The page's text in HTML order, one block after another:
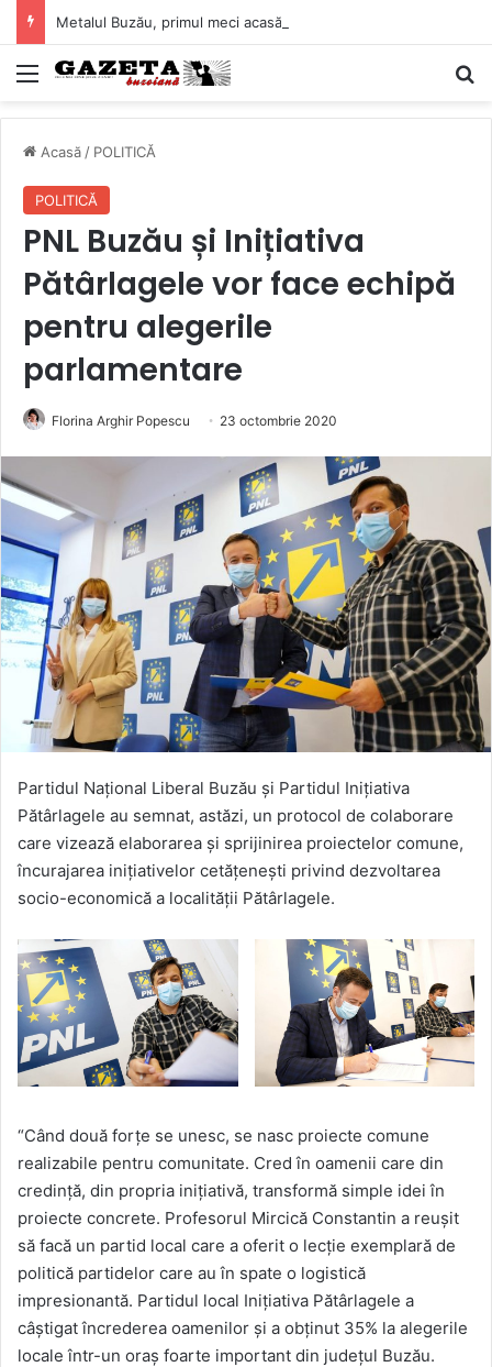
Mediu
Acasă / POLITICĂ
POLITICĂ
PNL Buzău și Inițiativa
Pătârlagele vor face echipă
pentru alegerile
parlamentare
Florina Arghir Popescu 23 octombrie 2020
Partidul Național Liberal Buzău și Partidul Inițiativa
Pătârlagele au semnat, astăzi, un protocol de colaborare
care vizează elaborarea și sprijinirea proiectelor comune,
încurajarea inițiativelor cetățenești privind dezvoltarea
socio-economică a localității Pătârlagele.
“Când două forțe se unesc, se nasc proiecte comune
realizabile pentru comunitate. Cred în oamenii care din
credință, din propria inițiativă, transformă simple idei în
proiecte concrete. Profesorul Mircică Constantin a reușit
să facă un partid local care a oferit o lecție exemplară de
politică partidelor care au în spate o logistică
impresionantă. Partidul local Inițiativa Pătârlagele a
câștigat încrederea oamenilor și a obținut 35% la alegerile
locale într-un oraș foarte important din județul Buzău.